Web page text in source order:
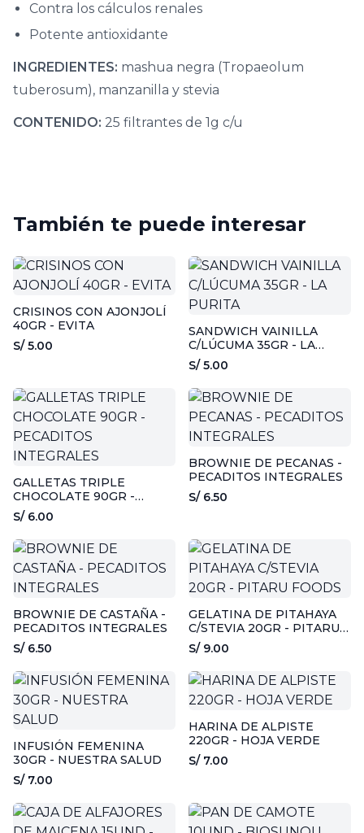
Contra los cálculos renales
Potente antioxidante
INGREDIENTES: mashua negra (Tropaeolum
tuberosum), manzanilla y stevia
CONTENIDO: 25 filtrantes de 1g c/u
También te puede interesar
CRISINOS CON AJONJOLÍ
40GR - EVITA
S/ 5.00
SANDWICH VAINILLA
C/LÚCUMA 35GR - LA
PURITA
S/ 5.00
GALLETAS TRIPLE
CHOCOLATE 90GR -
PECADITOS INTEGRALES
S/ 6.00
BROWNIE DE PECANAS -
PECADITOS INTEGRALES
S/ 6.50
BROWNIE DE CASTAÑA -
PECADITOS INTEGRALES
S/ 6.50
GELATINA DE PITAHAYA
C/STEVIA 20GR - PITARU
FOODS
S/ 9.00
INFUSIÓN FEMENINA
30GR - NUESTRA SALUD
S/ 7.00
HARINA DE ALPISTE
220GR - HOJA VERDE
S/ 7.00